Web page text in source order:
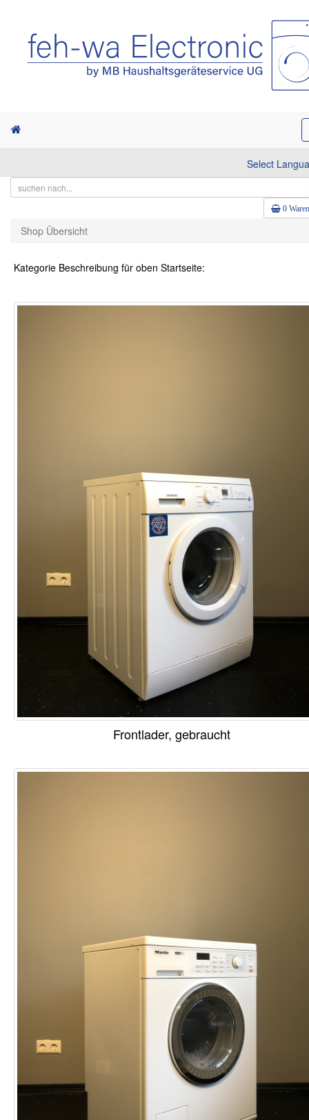
Select
0
Shop Übersicht
Kategorie Beschreibung für oben Startseite:
Frontlader, gebraucht